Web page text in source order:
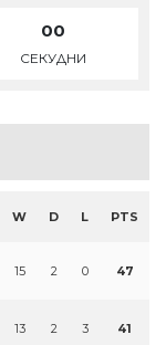
00
СЕКУДНИ
W D L PTS
15 2 0 47
13 2 3 41